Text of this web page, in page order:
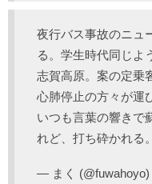
夜行バス事故のニュ
る。学生時代同じよ
志賀高原。案の定乗
心肺停止の方々が運
いつも言葉の響きで
れど、打ち砕かれる。
— まく (@fuwahoyo)